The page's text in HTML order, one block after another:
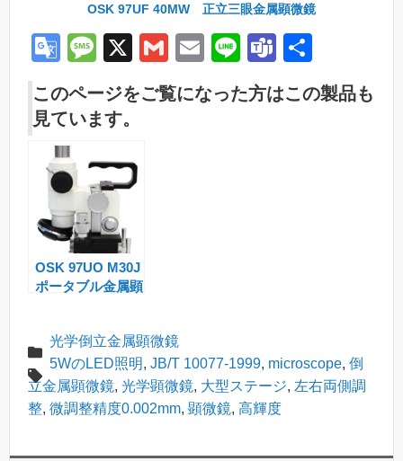
OSK 97UF 40MW 正立三眼金属顕微鏡
G
o
gl
e
Tr
a
n
sl
e
M
ss
a
g
e
X
G
m
ail
E
ail
Li
n
e
T
a
有
このページをご覧になった方はこの製品も
見ています。
OSK 97UO M30J
ポータブル金属顕
光学倒立金属顕微鏡
5WのLED照明, JB/T 10077-1999, microscope, 倒
立金属顕微鏡, 光学顕微鏡, 大型ステージ, 左右両側調
整, 微調整精度0.002mm, 顕微鏡, 高輝度